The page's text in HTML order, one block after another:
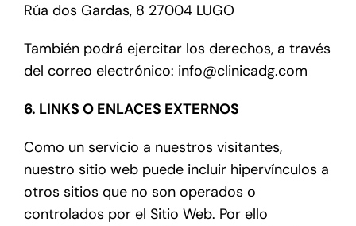
Rúa dos Gardas, 8 27004 LUGO
También podrá ejercitar los derechos, a través
del correo electrónico: info@clinicadg.com
6. LINKS O ENLACES EXTERNOS
Como un servicio a nuestros visitantes,
nuestro sitio web puede incluir hipervínculos a
otros sitios que no son operados o
controlados por el Sitio Web. Por ello